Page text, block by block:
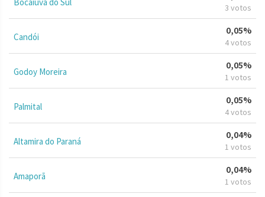
3 votos
Candói
0,05%
4 votos
Godoy Moreira
0,05%
1 votos
Palmital
0,05%
4 votos
Altamira do Paraná
0,04%
1 votos
Amaporã
0,04%
1 votos